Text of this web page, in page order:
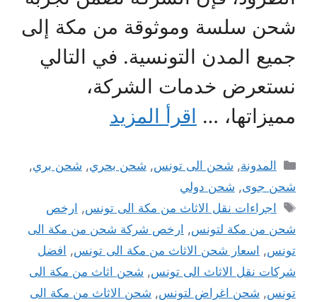
شحن سلسة وموثوقة من مكة إلى
جميع المدن التونسية. في التالي
نستعرض خدمات الشركة،
مميزاتها، … اقرأ المزيد
التصنيفات
المدونة, شحن الى تونس, شحن بحري, شحن بري,
شحن جوى, شحن دولي
الوسوم
اجراءات نقل الاثاث من مكة الى تونس, ارخص
شحن من مكة لتونس, ارخص شركة شحن من مكة الى
تونس, اسعار شحن الاثاث من مكة الى تونس, افضل
شركات نقل الاثاث الى تونس, شحن اثاث من مكة الى
تونس, شحن اغراض لتونس, شحن الاثاث من مكة الى